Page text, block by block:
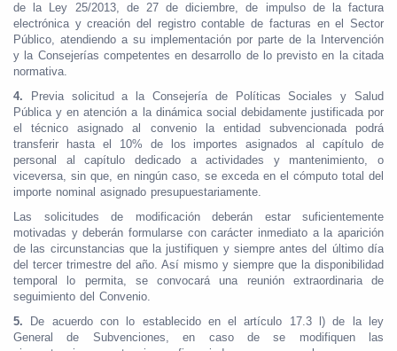
de la Ley 25/2013, de 27 de diciembre, de impulso de la factura
electrónica y creación del registro contable de facturas en el Sector
Público, atendiendo a su implementación por parte de la Intervención
y la Consejerías competentes en desarrollo de lo previsto en la citada
normativa.
4.
Previa solicitud a la Consejería de Políticas Sociales y Salud
Pública y en atención a la dinámica social debidamente justificada por
el técnico asignado al convenio la entidad subvencionada podrá
transferir hasta el 10% de los importes asignados al capítulo de
personal al capítulo dedicado a actividades y mantenimiento, o
viceversa, sin que, en ningún caso, se exceda en el cómputo total del
importe nominal asignado presupuestariamente.
Las solicitudes de modificación deberán estar suficientemente
motivadas y deberán formularse con carácter inmediato a la aparición
de las circunstancias que la justifiquen y siempre antes del último día
del tercer trimestre del año. Así mismo y siempre que la disponibilidad
temporal lo permita, se convocará una reunión extraordinaria de
seguimiento del Convenio.
5.
De acuerdo con lo establecido en el artículo 17.3 l) de la ley
General de Subvenciones, en caso de se modifiquen las